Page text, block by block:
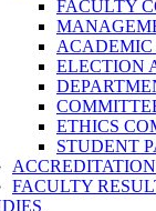
FACULTY
ACADEMIC
ELECTION
ETHICS
STUDENT
ACCREDITATION
FACULTY